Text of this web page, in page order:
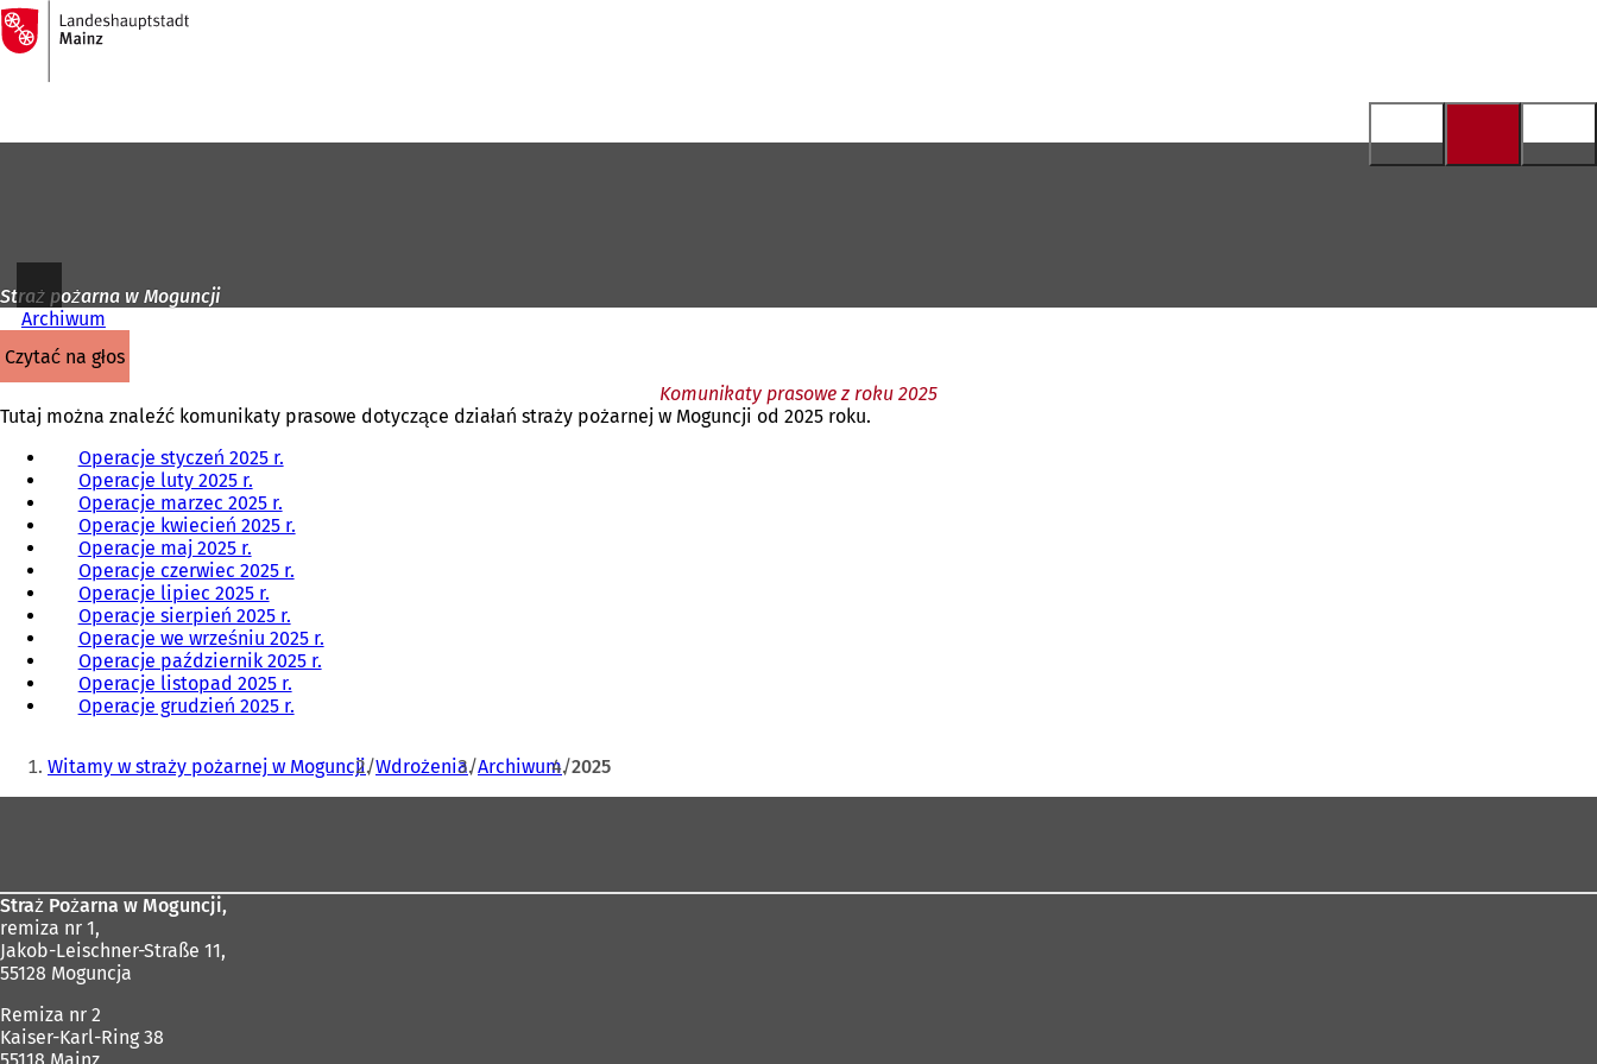
Przejdź do treści
Do
strony
głównej
Straż pożarna w Moguncji
Archiwum
czytać na głos
Komunikaty prasowe z roku 2025
Tutaj można znaleźć komunikaty prasowe dotyczące działań straży pożarnej w Moguncji od 2025 roku.
Operacje styczeń 2025 r.
Operacje luty 2025 r.
Operacje marzec 2025 r.
Operacje kwiecień 2025 r.
Operacje maj 2025 r.
Operacje czerwiec 2025 r.
Operacje lipiec 2025 r.
Operacje sierpień 2025 r.
Operacje we wrześniu 2025 r.
Operacje październik 2025 r.
Operacje listopad 2025 r.
Operacje grudzień 2025 r.
Jesteś
tutaj:
Witamy w straży pożarnej w Moguncji Wdrożenia Archiwum 2025
Straż Pożarna w Moguncji,
remiza nr 1,
Jakob-Leischner-Straße 11,
55128 Moguncja
Remiza nr 2
Kaiser-Karl-Ring 38